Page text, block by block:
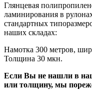
Глянцевая
ламинирования в
стандартных
наших складах:
Намотка 300 метров,
Толщина 30 мкн.
Если Вы не нашли в
или толщину, мы